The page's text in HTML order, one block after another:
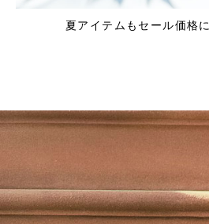
夏アイテムもセール価格に